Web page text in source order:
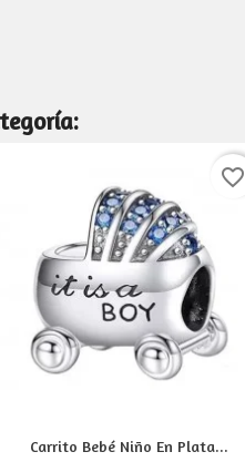
Vista rápida
Carrito Bebé Niño En Plata...
favorite_border